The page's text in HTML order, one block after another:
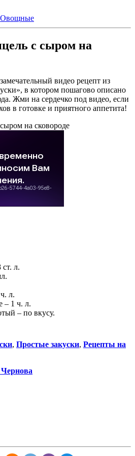
Овощные
с сыром на
видео рецепт из
в котором пошагово описано
Жми на сердечко под видео, если
в готовке и приятного аппетита!
л.
л.
– 1 ч. л.
– по вкусу.
, Простые закуски, Рецепты на